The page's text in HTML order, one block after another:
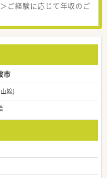
ご経験に応じて年収のご
市
線)